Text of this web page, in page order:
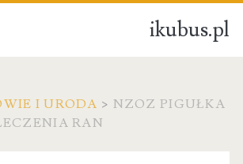
ikubus.pl
I URODA > NZOZ PIGUŁKA
RAN